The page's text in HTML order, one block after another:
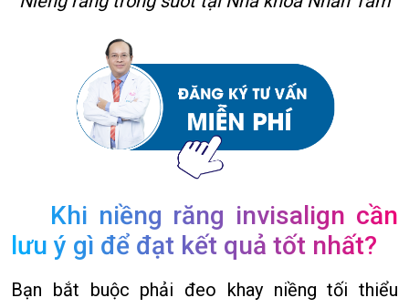
Khi niềng răng invisalign cần
lưu ý gì để đạt kết quả tốt nhất?
Bạn bắt buộc phải đeo khay niềng tối thiểu